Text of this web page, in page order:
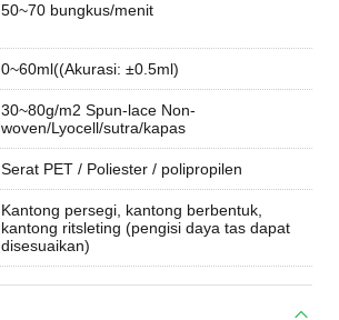
50~70 bungkus/menit
0~60ml((Akurasi: ±0.5ml)
30~80g/m2 Spun-lace Non-
woven/Lyocell/sutra/kapas
Serat PET / Poliester / polipropilen
Kantong persegi, kantong berbentuk,
kantong ritsleting (pengisi daya tas dapat
disesuaikan)